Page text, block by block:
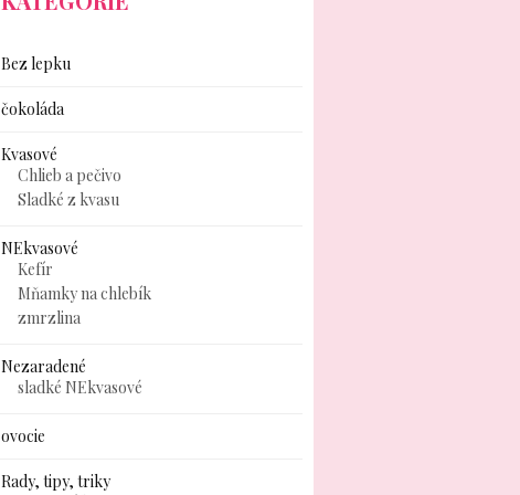
Bez lepku
čokoláda
Kvasové
Chlieb a pečivo
Sladké z kvasu
NEkvasové
Kefír
Mňamky na chlebík
zmrzlina
Nezaradené
sladké NEkvasové
ovocie
Rady, tipy, triky